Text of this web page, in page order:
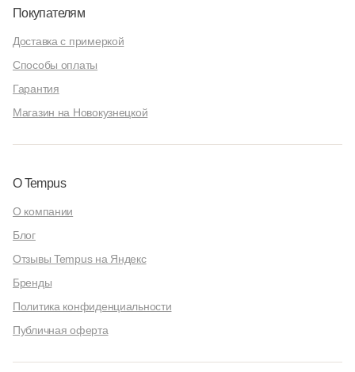
Покупателям
Доставка с примеркой
Способы оплаты
Гарантия
Магазин на Новокузнецкой
О Tempus
О компании
Блог
Отзывы Tempus на Яндекс
Бренды
Политика конфиденциальности
Публичная оферта